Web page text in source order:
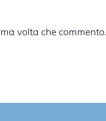
volta che commento.